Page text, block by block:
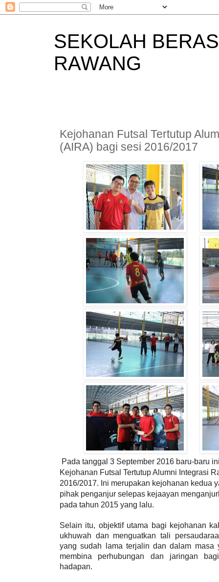
SEKOLAH
RAWANG
Kejohanan Futsal Tertutup
(AIRA) bagi sesi 2016/2017
Pada tanggal 3 September 2016 baru-baru
Kejohanan Futsal Tertutup Alumni Integrasi
2016/2017. Ini merupakan kejohanan kedua
pihak penganjur selepas kejaayan
pada tahun 2015 yang lalu.
Selain itu, objektif utama bagi kejohanan
ukhuwah dan menguatkan tali
yang sudah lama terjalin dan dalam masa
membina perhubungan dan jaringan
hadapan.